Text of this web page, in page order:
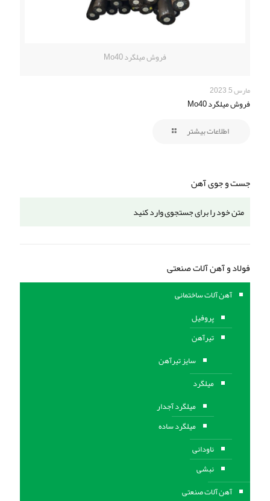
فروش میلگرد Mo40
مارس 5, 2023
فروش میلگرد Mo40
اطلاعات بیشتر
جست و جوی آهن
فولاد و آهن آلات صنعتی
آهن آلات ساختمانی
پروفیل
تیرآهن
سایز تیرآهن
میلگرد
میلگرد آجدار
میلگرد ساده
ناودانی
نبشی
آهن آلات صنعتی